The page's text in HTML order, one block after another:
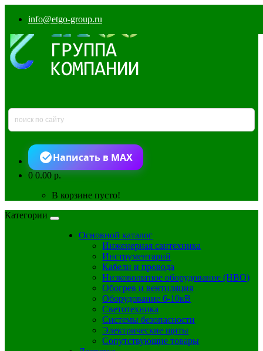
info@etgo-group.ru
Написать в MAX
00.00 р.
В корзине пусто!
Категории
Основной каталог
Инженерная сантехника
Инструментарий
Кабели и провода
Низковольтное оборудование (НВО)
Обогрев и вентиляция
Оборудование 6-10кВ
Светотехника
Системы безопасности
Электрические щиты
Сопутствующие товары